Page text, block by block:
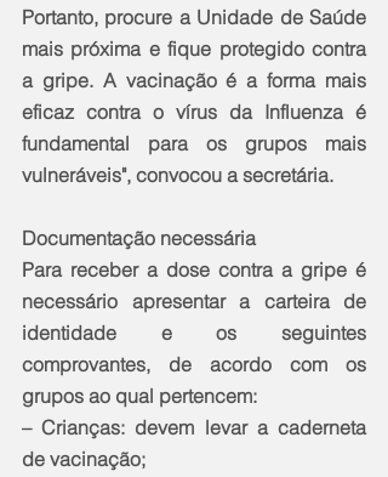
Portanto, procure a Unidade de Saúde
mais próxima e fique protegido contra
a gripe. A vacinação é a forma mais
eficaz contra o vírus da Influenza é
fundamental para os grupos mais
vulneráveis", convocou a secretária.
Documentação necessária
Para receber a dose contra a gripe é
necessário apresentar a carteira de
identidade e os seguintes
comprovantes, de acordo com os
grupos ao qual pertencem:
– Crianças: devem levar a caderneta
de vacinação;